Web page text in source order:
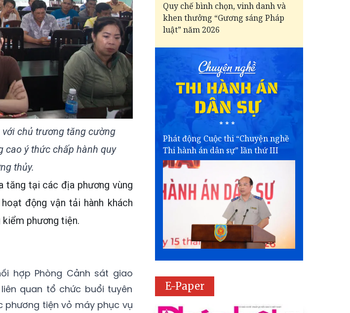
chủ trương tăng cường
cao ý thức chấp hành quy
thủy.
tăng tại các địa phương vùng
động vận tải hành khách
phương tiện.
hợp Phòng Cảnh sát giao
quan tổ chức buổi tuyên
phương tiện vỏ máy phục vụ
Quy chế bình chọn, vinh danh và
khen thưởng “Gương sáng Pháp
luật” năm 2026
Phát động Cuộc thi “Chuyện nghề
Thi hành án dân sự” lần thứ III
E-Paper